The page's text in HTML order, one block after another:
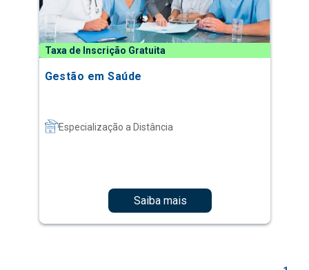
Taxa de Inscrição Gratuita
Gestão em Saúde
Especialização a Distância
Saiba mais